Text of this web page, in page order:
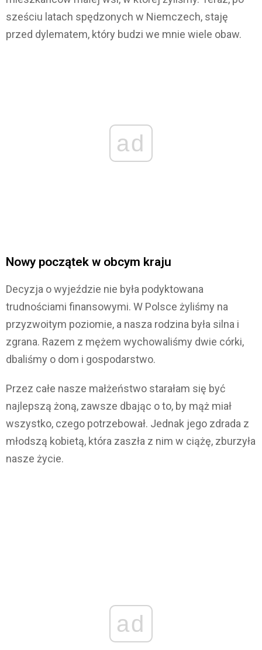
sześciu latach spędzonych w Niemczech, staję
przed dylematem, który budzi we mnie wiele obaw.
ad
Nowy początek w obcym kraju
Decyzja o wyjeździe nie była podyktowana
trudnościami finansowymi. W Polsce żyliśmy na
przyzwoitym poziomie, a nasza rodzina była silna i
zgrana. Razem z mężem wychowaliśmy dwie córki,
dbaliśmy o dom i gospodarstwo.
Przez całe nasze małżeństwo starałam się być
najlepszą żoną, zawsze dbając o to, by mąż miał
wszystko, czego potrzebował. Jednak jego zdrada z
młodszą kobietą, która zaszła z nim w ciążę, zburzyła
nasze życie.
ad